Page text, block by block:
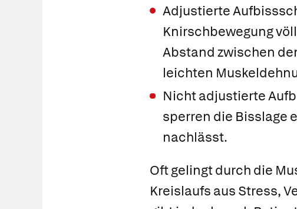
Adjustierte
Knirschbewegung
Abstand zwischen
leichten
Nicht adjustierte
sperren die Bisslage
nachlässt.
Oft gelingt durch die
Kreislaufs aus Stress,